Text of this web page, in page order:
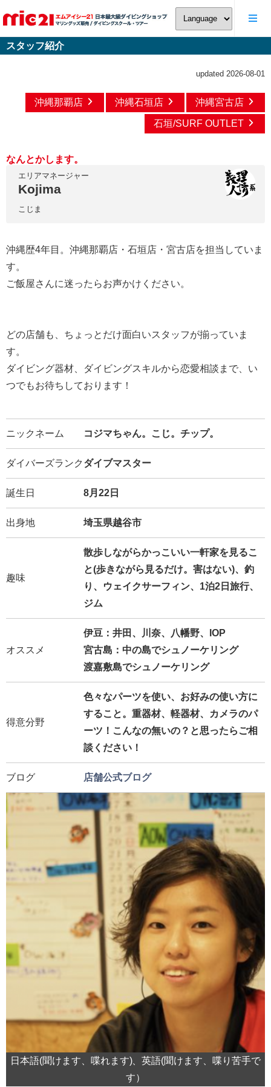
スタッフ紹介
updated 2026-08-01
沖縄那覇店 沖縄石垣店 沖縄宮古店
石垣/SURF OUTLET
なんとかします。
エリアマネージャー
Kojima
こじま
沖縄歴4年目。沖縄那覇店・石垣店・宮古店を担当していま
す。
ご飯屋さんに迷ったらお声かけください。
どの店舗も、ちょっとだけ面白いスタッフが揃っていま
す。
ダイビング器材、ダイビングスキルから恋愛相談まで、い
つでもお待ちしております！
ニックネーム コジマちゃん。こじ。チップ。
ダイバーズランク ダイブマスター
誕生日 8月22日
出身地 埼玉県越谷市
趣味
散歩しながらかっこいい一軒家を見るこ
と(歩きながら見るだけ。害はない)、釣
り、ウェイクサーフィン、1泊2日旅行、
ジム
オススメ
伊豆：井田、川奈、八幡野、IOP
宮古島：中の島でシュノーケリング
渡嘉敷島でシュノーケリング
得意分野
色々なパーツを使い、お好みの使い方に
すること。重器材、軽器材、カメラのパ
ーツ！こんなの無いの？と思ったらご相
談ください！
ブログ 店舗公式ブログ
日本語(聞けます、喋れます)、英語(聞けます、喋り苦手で
す）